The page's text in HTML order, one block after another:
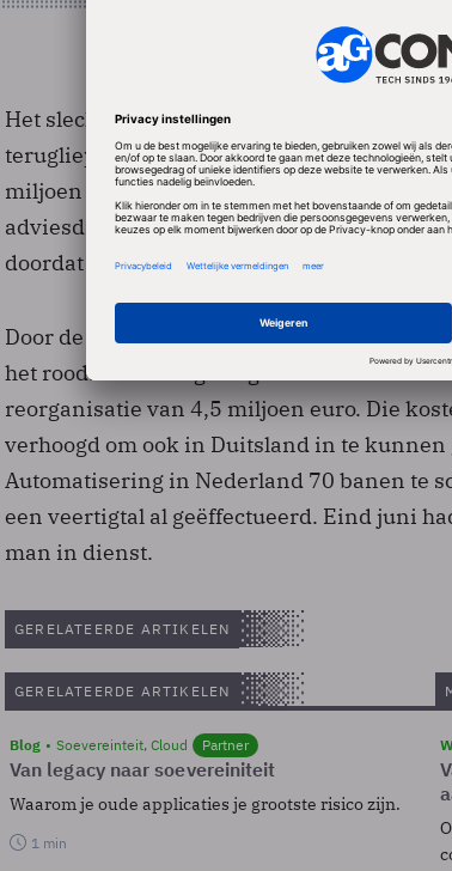
Het slechtst presteerde ICT Embedded,
terugliep tot 10 miljoen euro. ICT
miljoen omzet. Dat was bijna 20 procent
adviesdiensten draaiden met 1 miljoen
doordat minder trainingen werden verkocht.
Door de slechte gang van zaken zakte ICT
het rood. Mede als gevolg van een
reorganisatie van 4,5 miljoen euro. Die
verhoogd om ook in Duitsland in te
Automatisering in Nederland 70 banen te
een veertigtal al geëffectueerd. Eind juni
man in dienst.
GERELATEERDE ARTIKELEN
GERELATEERDE ARTIKELEN
Blog Soevereinteit, Cloud Partner
Van legacy naar soevereiniteit
Waarom je oude applicaties je grootste risico zijn.
1 min